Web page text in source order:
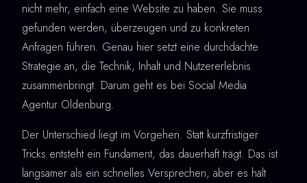
nicht mehr, einfach eine Website zu haben. Sie muss
gefunden werden, überzeugen und zu konkreten
Anfragen führen. Genau hier setzt eine durchdachte
Strategie an, die Technik, Inhalt und Nutzererlebnis
zusammenbringt. Darum geht es bei Social Media
Agentur Oldenburg.
Der Unterschied liegt im Vorgehen. Statt kurzfristiger
Tricks entsteht ein Fundament, das dauerhaft trägt. Das ist
langsamer als ein schnelles Versprechen, aber es hält